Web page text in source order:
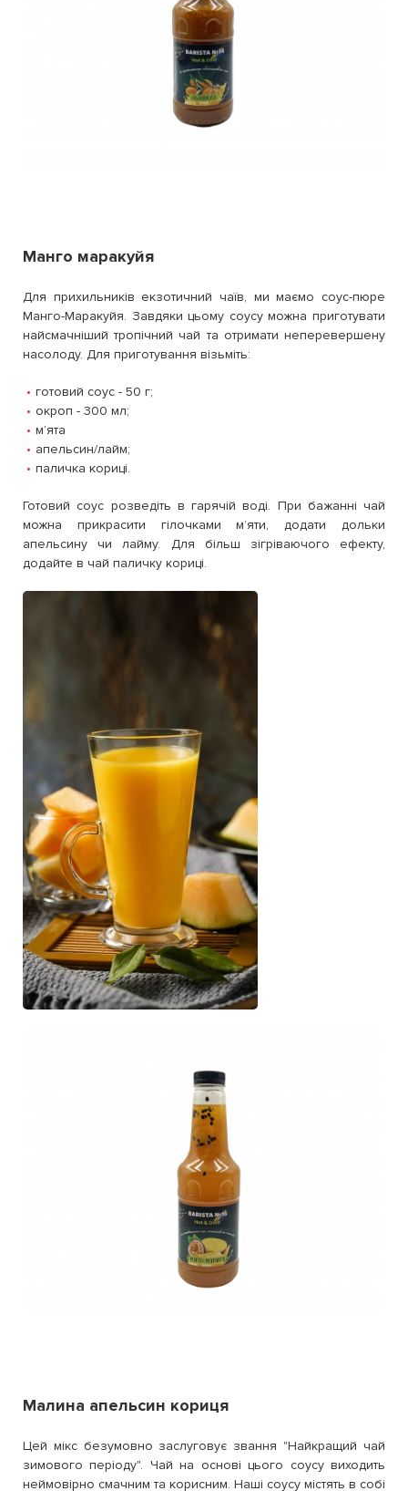
Манго маракуйя
Для прихильників екзотичний чаїв, ми маємо соус-пюре
Манго-Маракуйя. Завдяки цьому соусу можна приготувати
найсмачніший тропічний чай та отримати неперевершену
насолоду. Для приготування візьміть:
готовий соус - 50 г;
окроп - 300 мл;
мʼята
апельсин/лайм;
паличка кориці.
Готовий соус розведіть в гарячій воді. При бажанні чай
можна прикрасити гілочками мʼяти, додати дольки
апельсину чи лайму. Для більш зігріваючого ефекту,
додайте в чай паличку кориці.
Малина апельсин кориця
Цей мікс безумовно заслуговує звання "Найкращий чай
зимового періоду". Чай на основі цього соусу виходить
неймовірно смачним та корисним. Наші соусу містять в собі